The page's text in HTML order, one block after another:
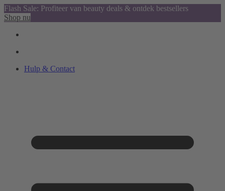
Flash Sale: Profiteer van beauty deals & ontdek bestsellers
Shop nu
Hulp & Contact